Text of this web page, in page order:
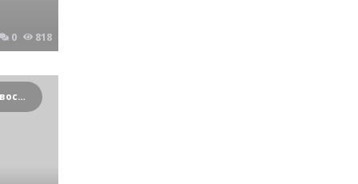
0 818
Криминальные новости Новосибирска и Сибирского региона